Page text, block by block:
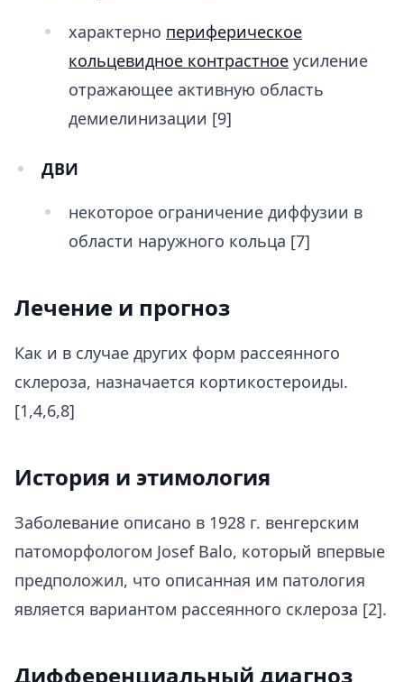
характерно периферическое
кольцевидное контрастное усиление
отражающее активную область
демиелинизации [9]
ДВИ
некоторое ограничение диффузии в
области наружного кольца [7]
Лечение и прогноз
Как и в случае других форм рассеянного
склероза, назначается кортикостероиды.
[1,4,6,8]
История и этимология
Заболевание описано в 1928 г. венгерским
патоморфологом Josef Balo, который впервые
предположил, что описанная им патология
является вариантом рассеянного склероза [2].
Дифференциальный диагноз